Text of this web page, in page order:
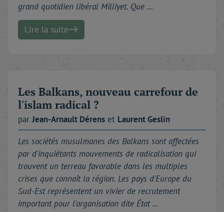
grand quotidien libéral Milliyet. Que …
Lire la suite
Les Balkans, nouveau carrefour de
l'islam radical ?
parJean-Arnault Dérens et LaurentGeslin
Les sociétés musulmanes des Balkans sont affectées
par d'inquiétants mouvements de radicalisation qui
trouvent un terreau favorable dans les multiples
crises que connaît la région. Les pays d'Europe du
Sud-Est représentent un vivier de recrutement
important pour l'organisation dite État …